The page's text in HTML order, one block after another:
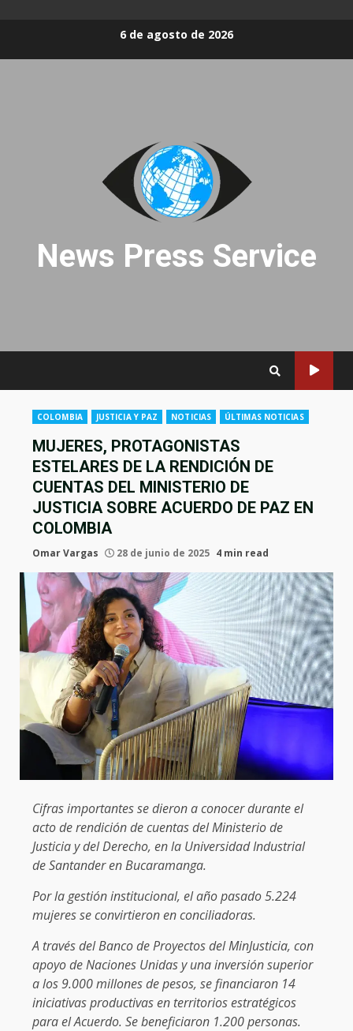
6 de agosto de 2026
News Press Service
COLOMBIA JUSTICIA Y PAZ NOTICIAS ÚLTIMAS NOTICIAS
MUJERES, PROTAGONISTAS
ESTELARES DE LA RENDICIÓN DE
CUENTAS DEL MINISTERIO DE
JUSTICIA SOBRE ACUERDO DE PAZ EN
COLOMBIA
Omar Vargas 28 de junio de 2025 4 min read
Cifras importantes se dieron a conocer durante el
acto de rendición de cuentas del Ministerio de
Justicia y del Derecho, en la Universidad Industrial
de Santander en Bucaramanga.
Por la gestión institucional, el año pasado 5.224
mujeres se convirtieron en conciliadoras.
A través del Banco de Proyectos del MinJusticia, con
apoyo de Naciones Unidas y una inversión superior
a los 9.000 millones de pesos, se financiaron 14
iniciativas productivas en territorios estratégicos
para el Acuerdo. Se beneficiaron 1.200 personas.